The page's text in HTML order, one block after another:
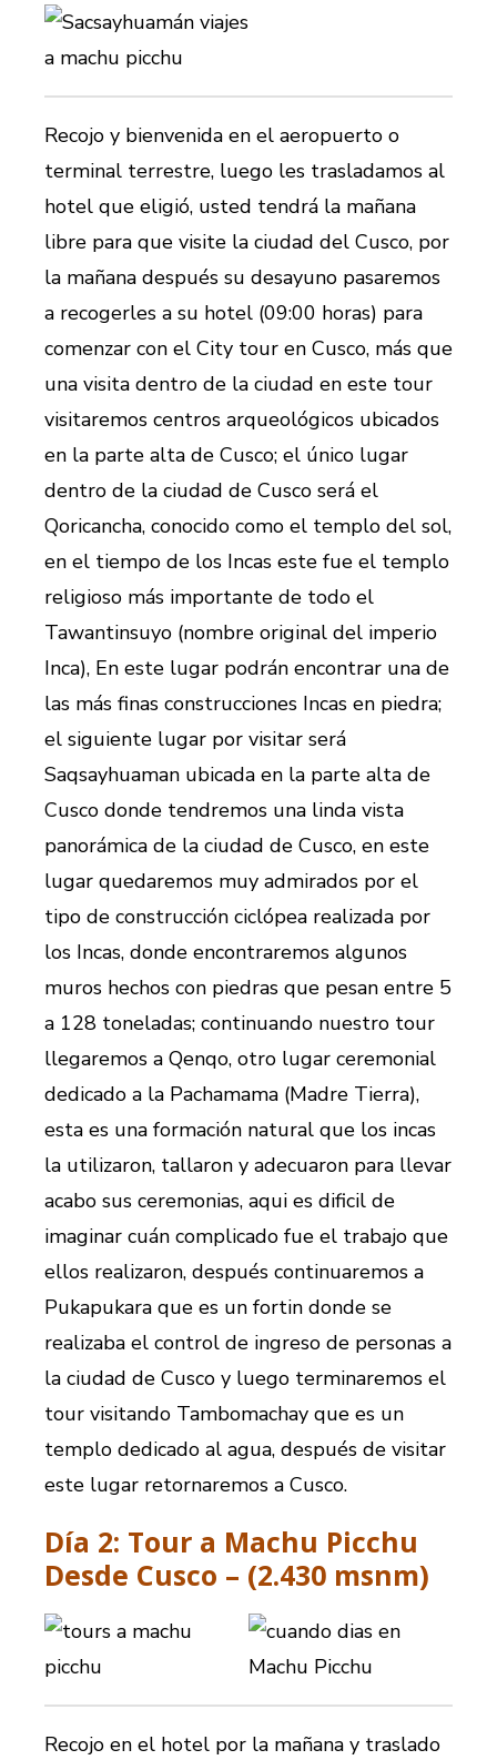
Recojo y bienvenida en el aeropuerto o
terminal terrestre, luego les trasladamos al
hotel que eligió, usted tendrá la mañana
libre para que visite la ciudad del Cusco, por
la mañana después su desayuno pasaremos
a recogerles a su hotel (09:00 horas) para
comenzar con el City tour en Cusco, más que
una visita dentro de la ciudad en este tour
visitaremos centros arqueológicos ubicados
en la parte alta de Cusco; el único lugar
dentro de la ciudad de Cusco será el
Qoricancha, conocido como el templo del sol,
en el tiempo de los Incas este fue el templo
religioso más importante de todo el
Tawantinsuyo (nombre original del imperio
Inca), En este lugar podrán encontrar una de
las más finas construcciones Incas en piedra;
el siguiente lugar por visitar será
Saqsayhuaman ubicada en la parte alta de
Cusco donde tendremos una linda vista
panorámica de la ciudad de Cusco, en este
lugar quedaremos muy admirados por el
tipo de construcción ciclópea realizada por
los Incas, donde encontraremos algunos
muros hechos con piedras que pesan entre 5
a 128 toneladas; continuando nuestro tour
llegaremos a Qenqo, otro lugar ceremonial
dedicado a la Pachamama (Madre Tierra),
esta es una formación natural que los incas
la utilizaron, tallaron y adecuaron para llevar
acabo sus ceremonias, aqui es dificil de
imaginar cuán complicado fue el trabajo que
ellos realizaron, después continuaremos a
Pukapukara que es un fortin donde se
realizaba el control de ingreso de personas a
la ciudad de Cusco y luego terminaremos el
tour visitando Tambomachay que es un
templo dedicado al agua, después de visitar
este lugar retornaremos a Cusco.
Día 2: Tour a Machu Picchu
Desde Cusco – (2.430 msnm)
Recojo en el hotel por la mañana y traslado